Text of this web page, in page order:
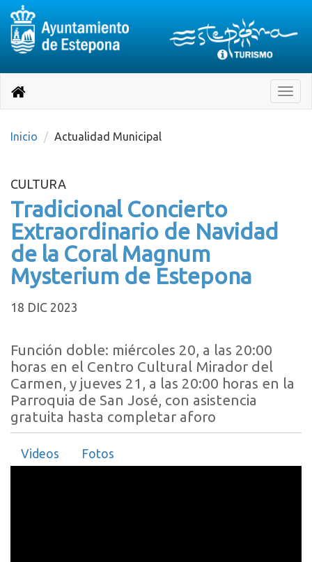
página
Toggle
Destino:
Volver
inicio
Inicio Actualidad Municipal
CULTURA
Tradicional Concierto
Extraordinario de Navidad
de la Coral Magnum
Mysterium de Estepona
18 DIC 2023
Función doble: miércoles 20, a las 20:00
horas en el Centro Cultural Mirador del
Carmen, y jueves 21, a las 20:00 horas en la
Parroquia de San José, con asistencia
gratuita hasta completar aforo
Videos Fotos